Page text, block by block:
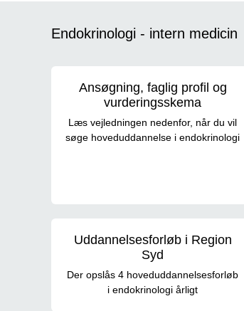
Endokrinologi - intern medicin
Ansøgning, faglig profil og
vurderingsskema
Læs vejledningen nedenfor, når du vil
søge hoveduddannelse i endokrinologi
Uddannelsesforløb i Region
Syd
Der opslås 4 hoveduddannelsesforløb
i endokrinologi årligt